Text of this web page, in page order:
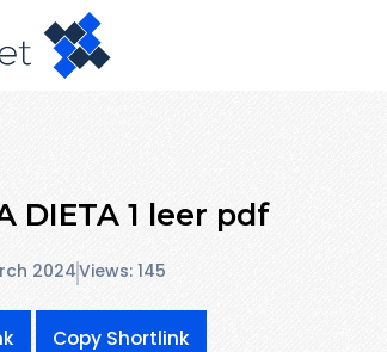
DIETA 1 leer pdf
2024Views: 145
Copy Shortlink